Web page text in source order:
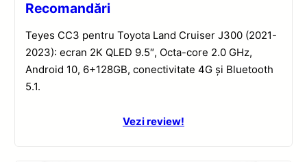
Recomandări
Teyes CC3 pentru Toyota Land Cruiser J300 (2021-
2023): ecran 2K QLED 9.5″, Octa-core 2.0 GHz,
Android 10, 6+128GB, conectivitate 4G și Bluetooth
5.1.
Vezi review!